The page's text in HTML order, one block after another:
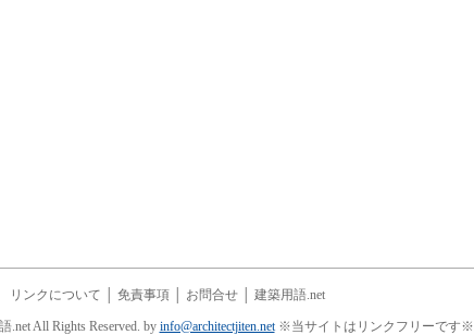
リンクについて 免責事項 お問合せ 建築用語.net
.net All Rights Reserved. by info@architectjiten.net※当サイトはリンクフリーです※